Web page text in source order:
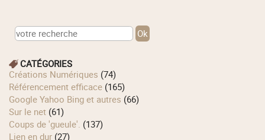
CATÉGORIES
Créations Numériques (74)
Référencement efficace (165)
Google Yahoo Bing et autres (66)
Sur le net (61)
Coups de 'gueule'. (137)
Lien en dur (27)